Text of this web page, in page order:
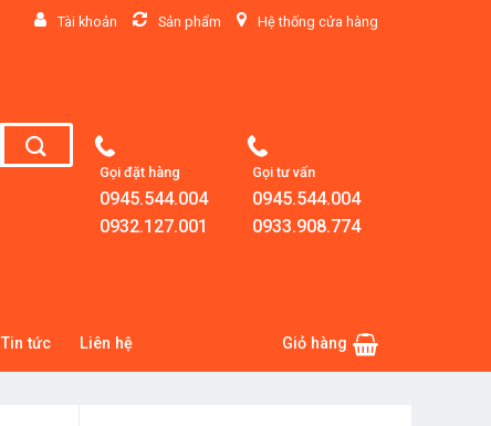
Tài khoản Sản phẩm Hệ thống cửa hàng
Gọi đặt hàng
0945.544.004
0932.127.001
Gọi tư vấn
0945.544.004
0933.908.774
Tin tức Liên hệ Giỏ hàng